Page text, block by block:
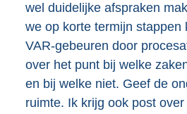
wel duidelijke afspraken
we op korte termijn stappen
VAR-gebeuren door
over het punt bij welke
en bij welke niet. Geef de
ruimte. Ik krijg ook post